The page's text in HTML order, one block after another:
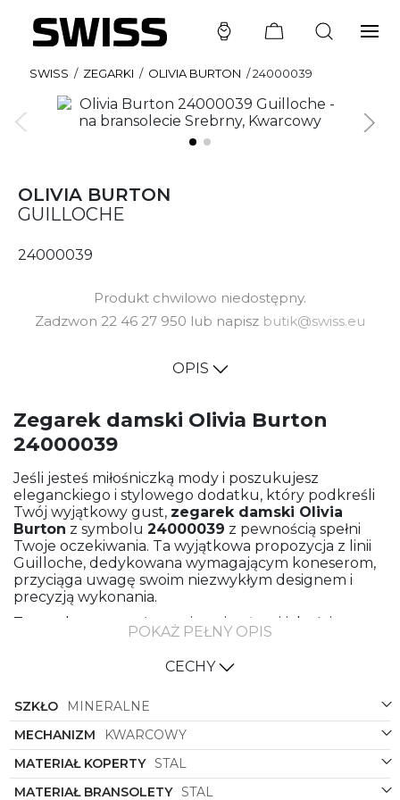
SWISS / ZEGARKI / OLIVIA BURTON /24000039
OLIVIA BURTON
GUILLOCHE
24000039
Produkt chwilowo niedostępny.
Zadzwon 22 46 27 950 lub napisz butik@swiss.eu
OPIS
Zegarek damski Olivia Burton
24000039
Jeśli jesteś miłośniczką mody i poszukujesz
eleganckiego i stylowego dodatku, który podkreśli
Twój wyjątkowy gust, zegarek damski Olivia
Burton z symbolu 24000039 z pewnością spełni
Twoje oczekiwania. Ta wyjątkowa propozycja z linii
Guilloche, dedykowana wymagającym koneserom,
przyciąga uwagę swoim niezwykłym designem i
precyzją wykonania.
Zegarek ten to połączenie najwyższej jakości
materiałów i nowoczesnej formy, które gwarantują
nie tylko stylowy wygląd, ale także trwałość i
komfort noszenia. Wykonany z najwyższej jakości
elegancko i ekskluzywnie, podkreślając Twój
indywidualny styl.
Srebrny kolor bransolety, koperty oraz tarczy nadają
zegarkowi damskiemuOlivia Burton
klasycznego charakteru, który doskonale
POKAŻ PEŁNY OPIS
CECHY
SZKŁO
MINERALNE
MECHANIZM
KWARCOWY
MATERIAŁ KOPERTY STAL
MATERIAŁ BRANSOLETY STAL